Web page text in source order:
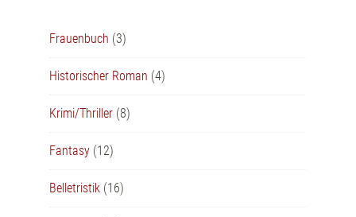
Frauenbuch (3)
Historischer Roman (4)
Krimi/Thriller (8)
Fantasy (12)
Belletristik (16)